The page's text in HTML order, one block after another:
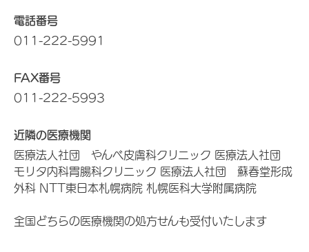
電話番号
011-222-5991
FAX番号
011-222-5993
近隣の医療機関
医療法人社団 やんべ皮膚科クリニック 医療法人社団
モリタ内科胃腸科クリニック 医療法人社団 蘇春堂形成
外科 NTT東日本札幌病院 札幌医科大学附属病院
全国どちらの医療機関の処方せんも受付いたします